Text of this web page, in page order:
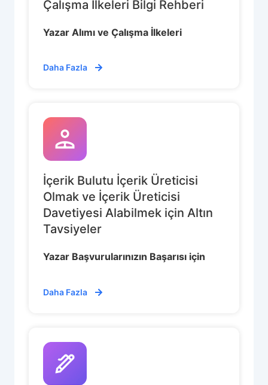
Çalışma İlkeleri Bilgi Rehberi
Yazar Alımı ve Çalışma İlkeleri
Daha Fazla
İçerik Bulutu İçerik Üreticisi
Olmak ve İçerik Üreticisi
Davetiyesi Alabilmek için Altın
Tavsiyeler
Yazar Başvurularınızın Başarısı için
Daha Fazla